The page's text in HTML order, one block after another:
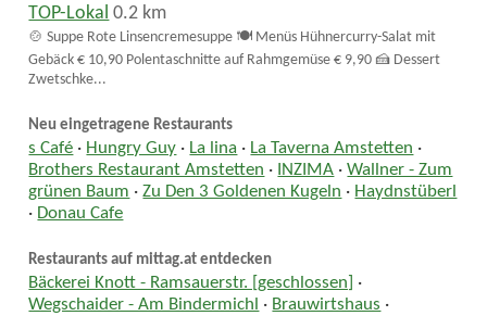
TOP-Lokal 0.2 km
🍲 Suppe Rote Linsencremesuppe 🍽️ Menüs Hühnercurry-Salat mit
Gebäck € 10,90 Polentaschnitte auf Rahmgemüse € 9,90 🍰 Dessert
Zwetschke...
Neu eingetragene Restaurants
s Café · Hungry Guy · La lina · La Taverna Amstetten ·
Brothers Restaurant Amstetten · INZIMA ·Wallner - Zum
grünen Baum ·Zu Den 3 Goldenen Kugeln · Haydnstüberl
· Donau Cafe
Restaurants auf mittag.at entdecken
Bäckerei Knott - Ramsauerstr. [geschlossen]
·
Wegschaider - Am Bindermichl
· Brauwirtshaus ·